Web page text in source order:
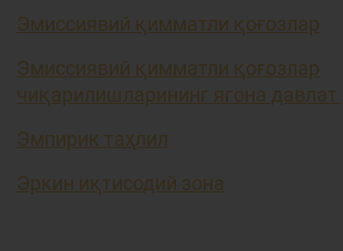
Эмиссиявий қимматли қоғозлар
Эмиссиявий қимматли қоғозлар
чиқарилишларининг ягона давлат
Эмпирик таҳлил
Эркин иқтисодий зона